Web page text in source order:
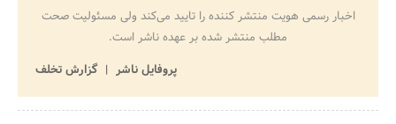
اخبار رسمی هویت منتشر کننده را تایید می‌کند ولی مسئولیت صحت
مطلب منتشر شده بر عهده ناشر است.
پروفایل ناشر
گزارش تخلف